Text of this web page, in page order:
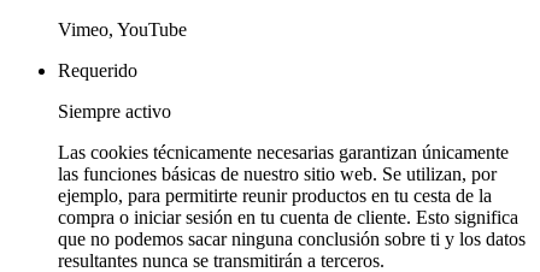
Vimeo, YouTube
Requerido
Siempre activo
Las cookies técnicamente necesarias garantizan únicamente
las funciones básicas de nuestro sitio web. Se utilizan, por
ejemplo, para permitirte reunir productos en tu cesta de la
compra o iniciar sesión en tu cuenta de cliente. Esto significa
que no podemos sacar ninguna conclusión sobre ti y los datos
resultantes nunca se transmitirán a terceros.